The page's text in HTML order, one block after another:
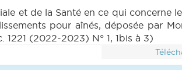
et de la Santé en ce qui concerne
pour aînés, déposée par
(2022-2023) N° 1, 1bis à 3)